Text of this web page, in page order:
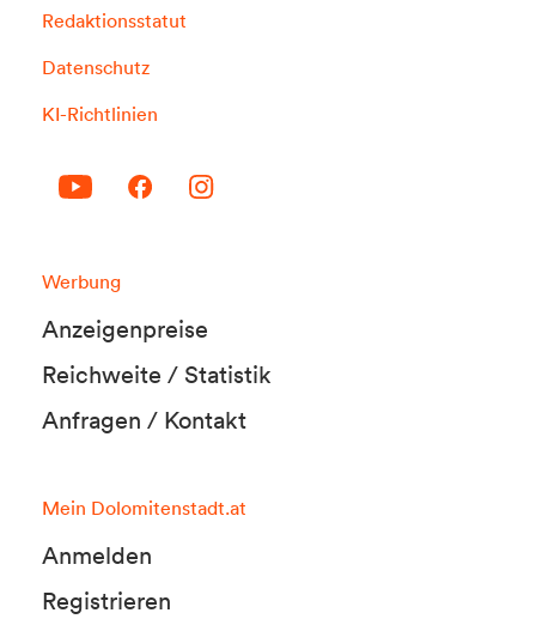
Redaktionsstatut
Datenschutz
KI-Richtlinien
Werbung
Anzeigenpreise
Reichweite / Statistik
Anfragen / Kontakt
Mein Dolomitenstadt.at
Anmelden
Registrieren